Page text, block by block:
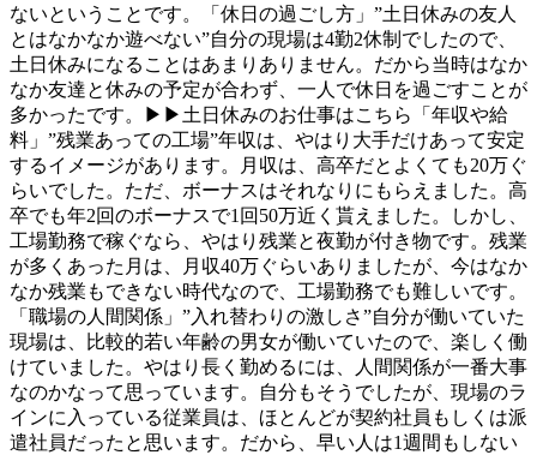
ないということです。「休日の過ごし方」”土日休みの友人
とはなかなか遊べない”自分の現場は4勤2休制でしたので、
土日休みになることはあまりありません。だから当時はなか
なか友達と休みの予定が合わず、一人で休日を過ごすことが
多かったです。▶▶土日休みのお仕事はこちら「年収や給
料」”残業あっての工場”年収は、やはり大手だけあって安定
するイメージがあります。月収は、高卒だとよくても20万ぐ
らいでした。ただ、ボーナスはそれなりにもらえました。高
卒でも年2回のボーナスで1回50万近く貰えました。しかし、
工場勤務で稼ぐなら、やはり残業と夜勤が付き物です。残業
が多くあった月は、月収40万ぐらいありましたが、今はなか
なか残業もできない時代なので、工場勤務でも難しいです。
「職場の人間関係」”入れ替わりの激しさ”自分が働いていた
現場は、比較的若い年齢の男女が働いていたので、楽しく働
けていました。やはり長く勤めるには、人間関係が一番大事
なのかなって思っています。自分もそうでしたが、現場のラ
インに入っている従業員は、ほとんどが契約社員もしくは派
遣社員だったと思います。だから、早い人は1週間もしない